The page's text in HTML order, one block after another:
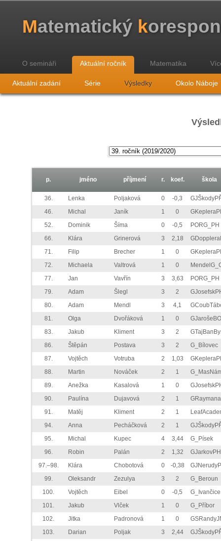
Matematický k
O semináři Aktuální ročník Matematika
Aktuální zadání Série Výsledky Okolo Náboje
p. jméno příjmení r. koef. škola
36. Lenka Poljaková 0 -0,3
46.
Michal Janík 1 0
52.
Dominik Šíma 0 -0,5
PORG_PH
66.
Klára Grinerová 3 2,18
71.
Filip Brecher 1 0
72.
Michaela Valtrová 1 0
77.
Jan Vavřín 3 3,63
PORG_PH
79.
Adam Šlegl 3 2
80.
Adam Mendl 3 4,1
81.
Olga Dvořáková 1 0
GJarošeBO
83.
Jakub Kliment 3 2
86.
Štěpán Postava 3 2
G_Bílovec
87.
Vojtěch Votruba 2 1,03
88.
Martin Nováček 2 1
89.
Anežka Kasalová 1 0
90.
Paulína Dujavová 2 1
91.
Matěj Kliment 2 1
94.
Anna Pecháčková 2 1
95.
Michal Kupec 4 3,44
G_Písek
96.
Robin Palán 2 1,32
GJarkovPH
97.–98.
Klára Chobotová 0 -0,38
99.
Oleksandr Zezulya 3 2
G_Beroun
100.
Vojtěch Eibel 0 -0,5
G_Ivančice
101.
Jakub Vlček 1 0
G_Příbor
102.
Jitka Padronová 1 0
103.
Darian Poljak 3 2,44